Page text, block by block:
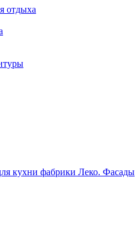
отдыха
кухни фабрики Леко. Фасады